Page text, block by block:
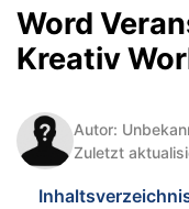
Word
Kreativ
Autor:
Zuletzt